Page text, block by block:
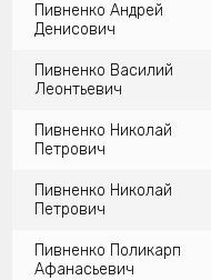
Пивненко Андрей
Денисович
Пивненко Василий
Леонтьевич
Пивненко Николай
Петрович
Пивненко Николай
Петрович
Пивненко Поликарп
Афанасьевич